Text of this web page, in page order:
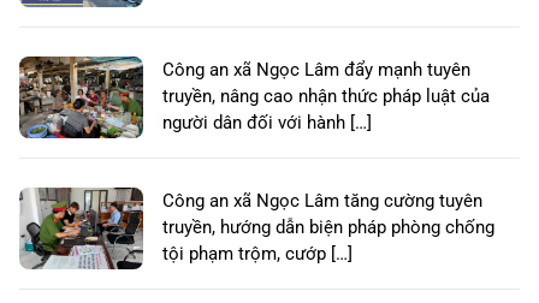
Công an xã Ngọc Lâm đẩy mạnh tuyên
truyền, nâng cao nhận thức pháp luật của
người dân đối với hành […]
Công an xã Ngọc Lâm tăng cường tuyên
truyền, hướng dẫn biện pháp phòng chống
tội phạm trộm, cướp […]